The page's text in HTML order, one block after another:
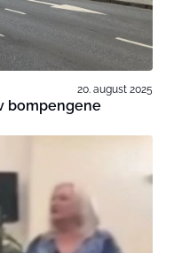
20. august 2025
bompengene